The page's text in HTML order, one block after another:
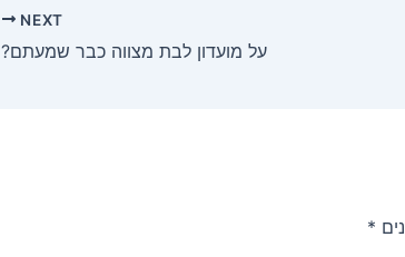
NEXT
על מועדון לבת מצווה כבר שמעתם?
*